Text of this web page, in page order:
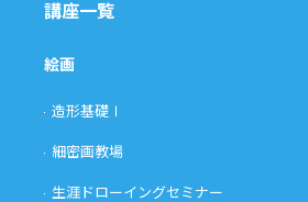
講座一覧
絵画
造形基礎Ⅰ
細密画教場
生涯ドローイングセミナー